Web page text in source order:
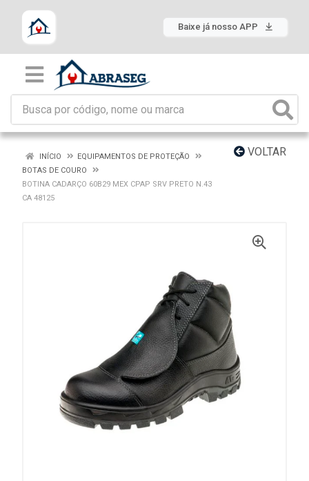
Baixe já nosso APP
VOLTAR
INÍCIO
EQUIPAMENTOS DE PROTEÇÃO
BOTAS DE COURO
BOTINA CADARÇO 60B29 MEX CPAP SRV PRETO N.43
CA 48125